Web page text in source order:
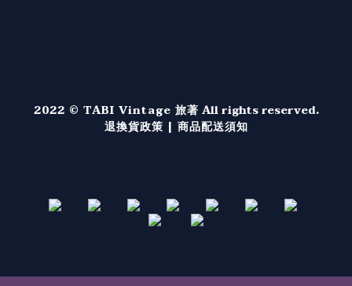
2022 © TABI Vintage 旅著 All rights reserved.
退換貨政策 | 商品配送須知